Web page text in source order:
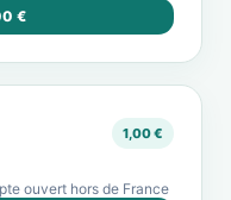
€
1,00 €
ouvert hors de France